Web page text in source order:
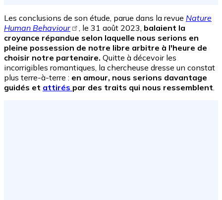
Les conclusions de son étude, parue dans la revue Nature
Human Behaviour
, le 31 août 2023, balaient la
croyance répandue selon laquelle nous serions en
pleine possession de notre libre arbitre à l'heure de
choisir notre partenaire. Quitte à décevoir les
incorrigibles romantiques, la chercheuse dresse un constat
plus terre-à-terre : en amour, nous serions davantage
guidés et attirés par des traits qui nous ressemblent.